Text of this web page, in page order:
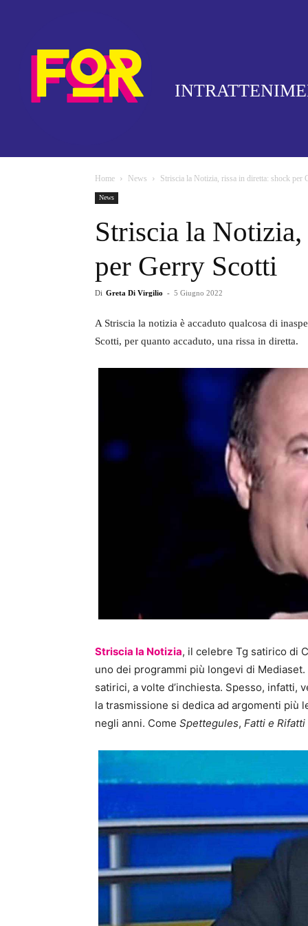
Home News Striscia la Notizia, rissa in diretta: shock per
News
Striscia la
per Gerry Scotti
Di Greta Di Virgilio - 5 Giugno 2022
A Striscia la notizia è accaduto qualcosa di
Scotti, per quanto accaduto, una rissa in diretta.
Striscia la Notizia, il celebre Tg satirico di
uno dei programmi più longevi di
satirici, a volte d’inchiesta. Spesso, infatti,
la trasmissione si dedica ad argomenti più
negli anni. Come Spettegules, Fatti e Rifatti